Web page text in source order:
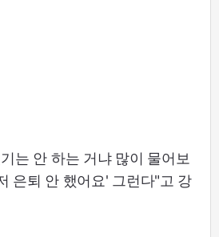
는 안 하는 거냐 많이 물어보
은퇴 안 했어요' 그런다"고 강